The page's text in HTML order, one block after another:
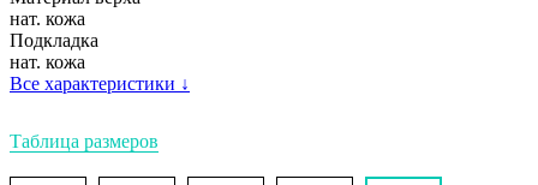
нат. кожа
Подкладка
нат. кожа
Все характеристики ↓
Таблица размеров